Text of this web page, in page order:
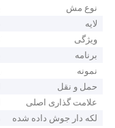
نوع مش
لایه
ویژگی
برنامه
نمونه
حمل و نقل
علامت گذاری اصلی
لکه دار جوش داده شده